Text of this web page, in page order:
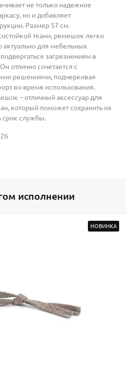
не только надежное
но и добавляет
Размер 57 см.
ткани, ремешок легко
актуально для мебельных
загрязнениям в
отлично сочетается с
решениями, подчеркивая
во время использования.
– отличный аксессуар для
который поможет сохранить их
срок службы.
исполнении
НОВИНКА